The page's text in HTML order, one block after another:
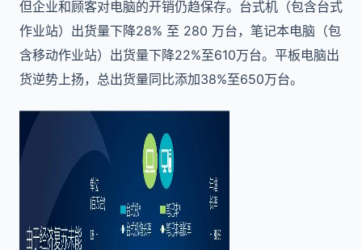
但企业和顾客对电脑的开销仍趋保存。台式机（包含台式
作业站）出货量下降28% 至 280 万台，笔记本电脑（包
含移动作业站）出货量下降22%至610万台。平板电脑出
货逆势上扬，总出货量同比添加38%至650万台。